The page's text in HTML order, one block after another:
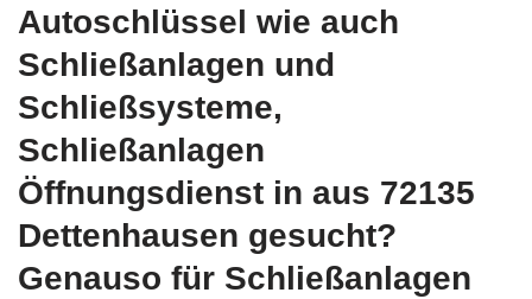
Autoschlüssel wie auch
Schließanlagen und
Schließsysteme,
Schließanlagen
Öffnungsdienst in aus 72135
Dettenhausen gesucht?
Genauso für Schließanlagen